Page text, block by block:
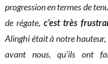
progression en termes de
de régate,c’est très
Alinghi était à notre hauteur,
avant nous, qu’ils ont